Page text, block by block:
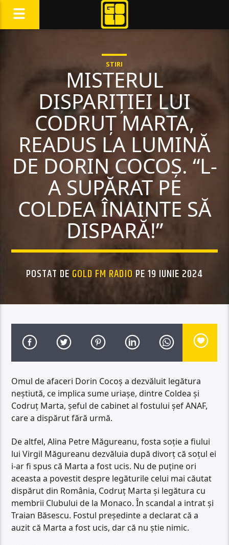
STIRI
MISTERUL
DISPARIȚIEI LUI
CODRUȚ MARTA,
READUS LA LUMINĂ
DE DORIN COCOȘ. “L-
A SUPĂRAT PE
COLDEA ÎNAINTE SĂ
DISPARĂ!”
POSTAT DE GOLD FM RADIO PE 19 IUNIE 2024
Omul de afaceri Dorin Cocoș a dezvăluit legătura
neștiută, ce implica sume uriașe, dintre Coldea și
Codruț Marta, șeful de cabinet al fostului șef ANAF,
care a dispărut fără urmă.
De altfel, Alina Petre Măgureanu, fosta soție a fiului
lui Virgil Măgureanu dezvăluia după divorț că soțul ei
i-ar fi spus că Marta a fost ucis. Nu de puține ori
aceasta a povestit despre legăturile celui mai căutat
dispărut din România, Codruț Marta și legătura cu
membrii Clubului de la Monaco. În scandal a intrat și
Traian Băsescu. Fostul președinte a declarat că a
auzit că Marta a fost ucis, dar că nu știe nimic.